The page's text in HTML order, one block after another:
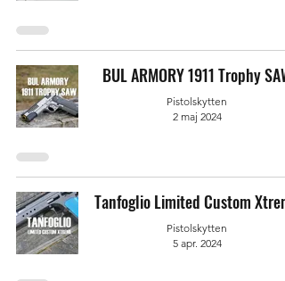
BUL ARMORY 1911 Trophy SAW
Pistolskytten
2 maj 2024
Tanfoglio Limited Custom
Pistolskytten
5 apr. 2024